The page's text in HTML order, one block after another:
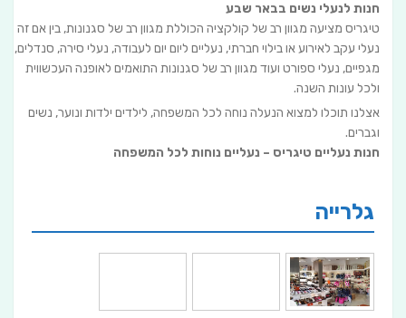
חנות לנעלי נשים בבאר שבע
טיגריס מציעה מגוון רב של קולקציה הכוללת מגוון רב של סגנונות, בין אם זה
נעלי עקב לאירוע או בילוי חברתי, נעליים ליום יום לעבודה, נעלי סירה, סנדלים,
מגפיים, נעלי ספורט ועוד מגוון רב של סגנונות התואמים לאופנה העכשווית
ולכל עונות השנה.
אצלנו תוכלו למצוא הנעלה נוחה לכל המשפחה, לילדים ילדות ונוער, נשים
וגברים.
חנות נעליים טיגריס – נעליים נוחות לכל המשפחה
גלרייה